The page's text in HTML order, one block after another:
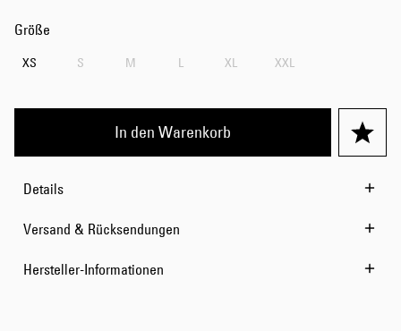
Größe
XS S M L XL XXL
In den Warenkorb
Details
Versand & Rücksendungen
Hersteller-Informationen